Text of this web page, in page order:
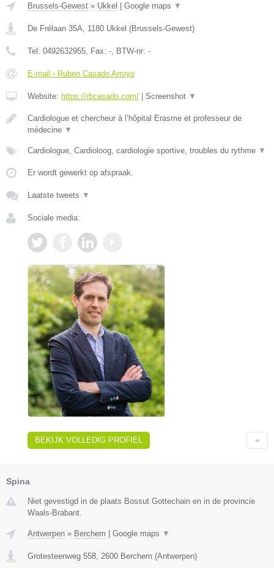
Brussels-Gewest » Ukkel Google maps ▼
De Frélaan 35A, 1180 Ukkel (Brussels-Gewest)
Tel: 0492632955, Fax: -, BTW-nr: -
E-mail › Ruben Casado Arroyo
Website: https://rbcasado.com/ Screenshot ▼
Cardiologue et chercheur à l’hôpital Erasme et professeur de
médecine ▼
Cardiologue, Cardioloog, cardiologie sportive, troubles du rythme ▼
Er wordt gewerkt op afspraak.
Laatste tweets ▼
Sociale media:
BEKIJK VOLLEDIG PROFIEL
Spina
Niet gevestigd in de plaats Bossut Gottechain en in de provincie
Waals-Brabant.
Antwerpen » Berchem Google maps ▼
Grotesteenweg 558 2600 Berchem (Antwerpen)